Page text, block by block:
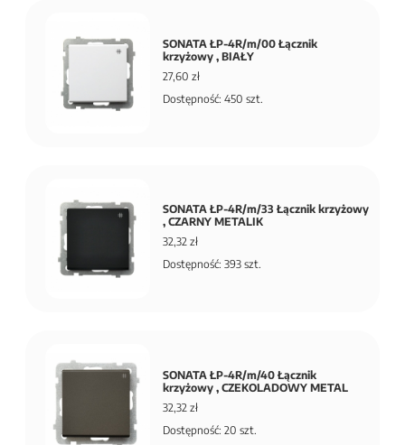
SONATA ŁP-4R/m/00 Łącznik
krzyżowy , BIAŁY
27,60 zł
Dostępność: 450 szt.
SONATA ŁP-4R/m/33 Łącznik krzyżowy
, CZARNY METALIK
32,32 zł
Dostępność: 393 szt.
SONATA ŁP-4R/m/40 Łącznik
krzyżowy , CZEKOLADOWY METAL
32,32 zł
Dostępność: 20 szt.